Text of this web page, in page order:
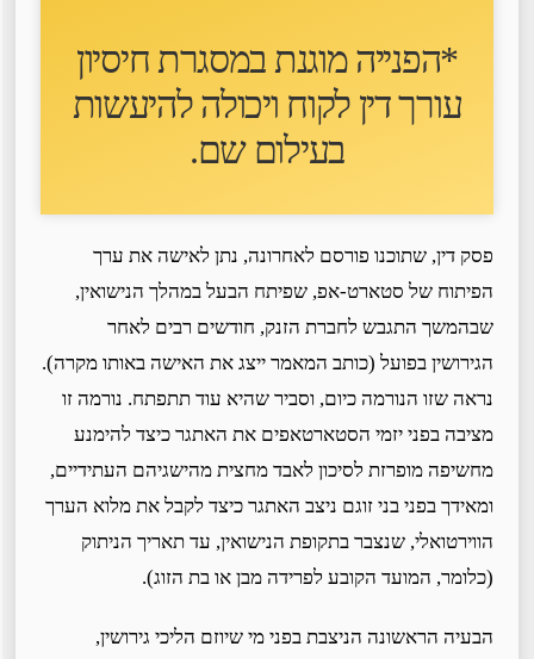
*הפנייה מוגנת במסגרת חיסיון
עורך דין לקוח ו יכולה להיעשות
בעילום שם.
פסק דין, שתוכנו פורסם לאחרונה, נתן לאישה את ערך
הפיתוח של סטארט-אפ, שפיתח הבעל במהלך הנישואין,
שבהמשך התגבש לחברת הזנק, חודשים רבים לאחר
הגירושין בפועל (כותב המאמר ייצג את האישה באותו מקרה).
נראה שזו הנורמה כיום, וסביר שהיא עוד תתפתח. נורמה זו
מציבה בפני יזמי הסטארטאפים את האתגר כיצד להימנע
מחשיפה מופרזת לסיכון לאבד מחצית מהישגיהם העתידיים,
ומאידך בפני בני זוגם ניצב האתגר כיצד לקבל את מלוא הערך
הווירטואלי, שנצבר בתקופת הנישואין, עד תאריך הניתוק
(כלומר, המועד הקובע לפרידה מבן או בת הזוג).
הבעיה הראשונה הניצבת בפני מי שיוזם הליכי גירושין,